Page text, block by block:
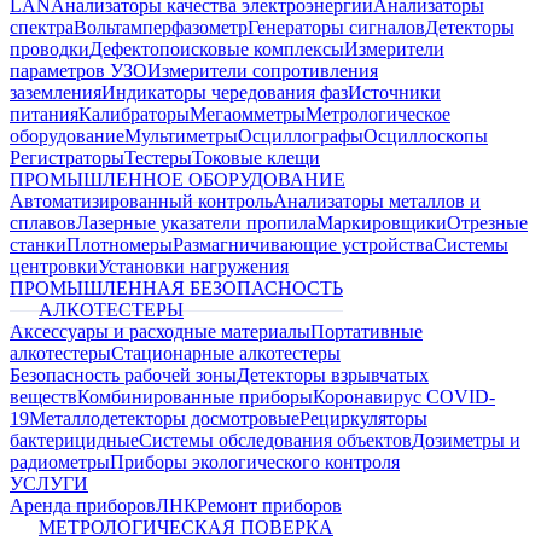
LANАнализаторы качества электроэнергииАнализаторы
спектраВольтамперфазометрГенераторы сигналовДетекторы
проводкиДефектопоисковые комплексыИзмерители
параметров УЗОИзмерители сопротивления
заземленияИндикаторы чередования фазИсточники
питанияКалибраторыМегаомметрыМетрологическое
оборудованиеМультиметрыОсциллографыОсциллоскопы
РегистраторыТестерыТоковые клещи
ПРОМЫШЛЕННОЕ ОБОРУДОВАНИЕ
Автоматизированный контрольАнализаторы металлов и
сплавовЛазерные указатели пропилаМаркировщикиОтрезные
станкиПлотномерыРазмагничивающие устройстваСистемы
центровкиУстановки нагружения
ПРОМЫШЛЕННАЯ БЕЗОПАСНОСТЬ
АЛКОТЕСТЕРЫ
Аксессуары и расходные материалыПортативные
алкотестерыСтационарные алкотестеры
Безопасность рабочей зоныДетекторы взрывчатых
веществКомбинированные приборыКоронавирус COVID-
19Металлодетекторы досмотровыеРециркуляторы
бактерицидныеСистемы обследования объектовДозиметры и
радиометрыПриборы экологического контроля
УСЛУГИ
Аренда приборовЛНКРемонт приборов
МЕТРОЛОГИЧЕСКАЯ ПОВЕРКА